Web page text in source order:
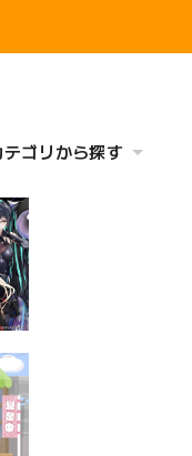
テゴリから探す